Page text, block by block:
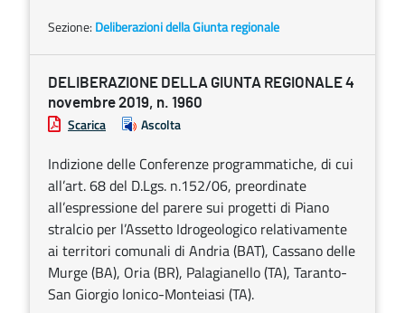
Sezione: Deliberazioni della Giunta regionale
DELIBERAZIONE DELLA GIUNTA REGIONALE 4
novembre 2019, n. 1960
Scarica Ascolta
Indizione delle Conferenze programmatiche, di cui
all’art. 68 del D.Lgs. n.152/06, preordinate
all’espressione del parere sui progetti di Piano
stralcio per l’Assetto Idrogeologico relativamente
ai territori comunali di Andria (BAT), Cassano delle
Murge (BA), Oria (BR), Palagianello (TA), Taranto-
San Giorgio lonico-Monteiasi (TA).